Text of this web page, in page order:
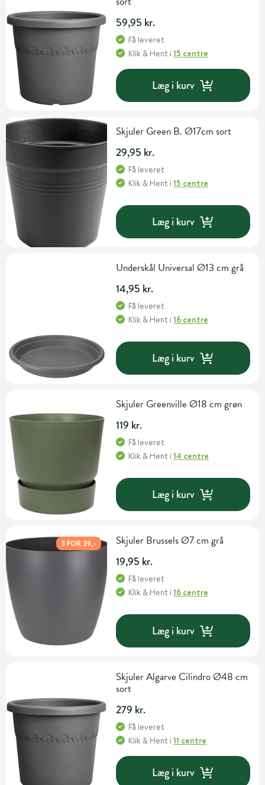
59,95 kr.
Få leveret
Klik & Hent i15 centre
Læg i kurv
Skjuler Green B. Ø17cm sort
29,95 kr.
Få leveret
Klik & Hent i15 centre
Læg i kurv
Underskål Universal Ø13 cm grå
14,95 kr.
Få leveret
Klik & Hent i16 centre
Læg i kurv
Skjuler Greenville Ø18 cm grøn
119 kr.
Få leveret
Klik & Hent i14 centre
Læg i kurv
3 FOR 39,- Skjuler Brussels Ø7 cm grå
19,95 kr.
Få leveret
Klik & Hent i16 centre
Læg i kurv
Skjuler Algarve Cilindro Ø48 cm
sort
279 kr.
Få leveret
Klik & Hent i11 centre
Læg i kurv